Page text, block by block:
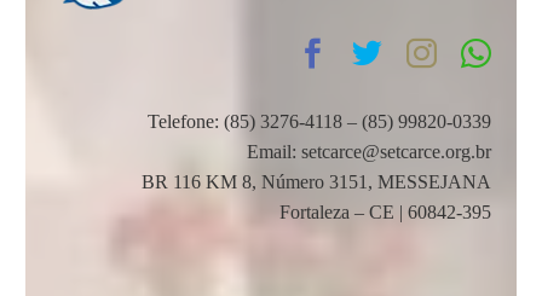
Telefone: (85) 3276-4118 – (85) 99820-0339
Email: setcarce@setcarce.org.br
BR 116 KM 8, Número 3151, MESSEJANA
Fortaleza – CE | 60842-395